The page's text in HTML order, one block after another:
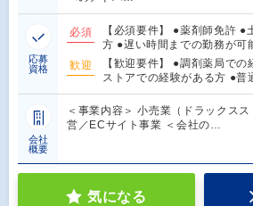
応募
資格
必須
【必須要件】 ●薬剤師免許 ●
方 ●遅い時間までの勤務が可
歓迎
【歓迎要件】 ●調剤薬局で
ストアでの経験がある方 ●
会社
概要
＜事業内容＞ 小売業（ドラックス
営／ECサイト事業 ＜会社の…
気になる